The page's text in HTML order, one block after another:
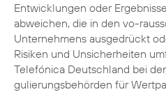
Entwicklungen oder
abweichen, die in den vo-
Unternehmens ausgedrückt
Risiken und Unsicherheiten
Telefónica Deutschland bei
gulierungsbehörden für